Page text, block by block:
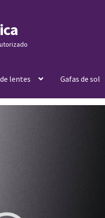
lentes Gafas de sol